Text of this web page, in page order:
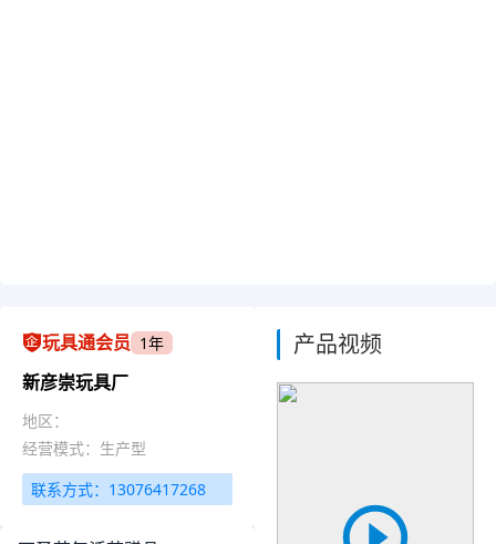
玩具通会员 1年
新彦崇玩具厂
地区：
经营模式：生产型
联系方式：13076417268
产品视频